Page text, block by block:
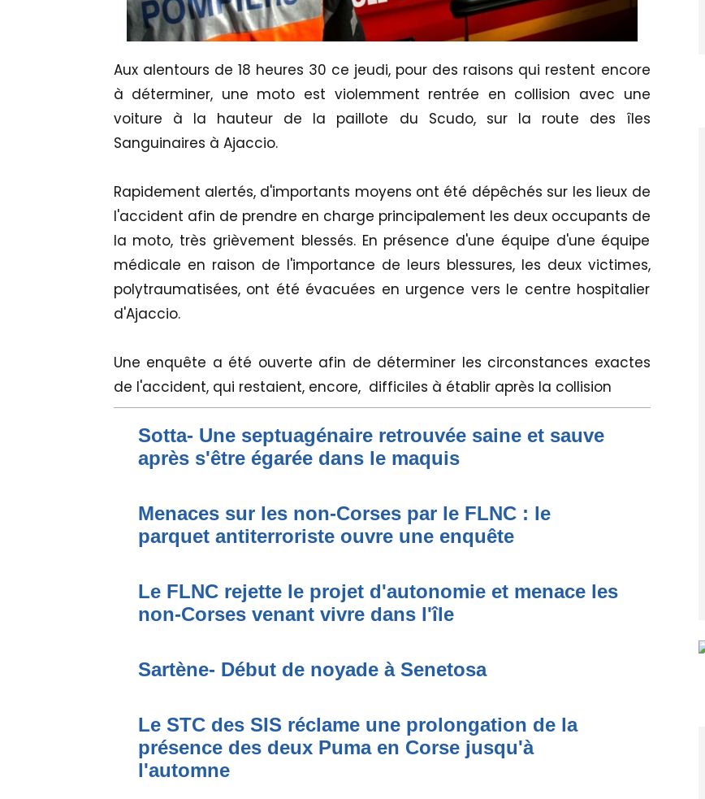
Aux alentours de 18 heures 30 ce jeudi, pour des raisons qui restent encore
à déterminer, une moto est violemment rentrée en collision avec une
voiture à la hauteur de la paillote du Scudo, sur la route des îles
Sanguinaires à Ajaccio.
Rapidement alertés, d'importants moyens ont été dépêchés sur les lieux de
l'accident afin de prendre en charge principalement les deux occupants de
la moto, très grièvement blessés. En présence d'une équipe d'une équipe
médicale en raison de l'importance de leurs blessures, les deux victimes,
polytraumatisées, ont été évacuées en urgence vers le centre hospitalier
d'Ajaccio.
Une enquête a été ouverte afin de déterminer les circonstances exactes
de l'accident, qui restaient, encore, difficiles à établir après la collision
Sotta- Une septuagénaire retrouvée saine et sauve
après s'être égarée dans le maquis
Menaces sur les non-Corses par le FLNC : le
parquet antiterroriste ouvre une enquête
Le FLNC rejette le projet d'autonomie et menace les
non-Corses venant vivre dans l'île
Sartène- Début de noyade à Senetosa
Le STC des SIS réclame une prolongation de la
présence des deux Puma en Corse jusqu'à
l'automne